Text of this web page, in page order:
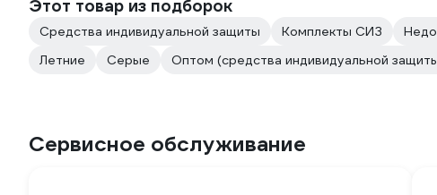
Этот товар из подборок
Средства индивидуальной защиты Комплекты СИЗ
Летние
Серые Оптом (средства индивидуальной
Сервисное обслуживание